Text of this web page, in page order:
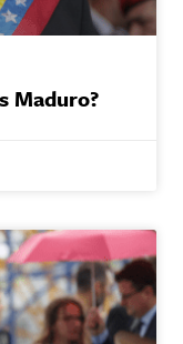
Maduro?